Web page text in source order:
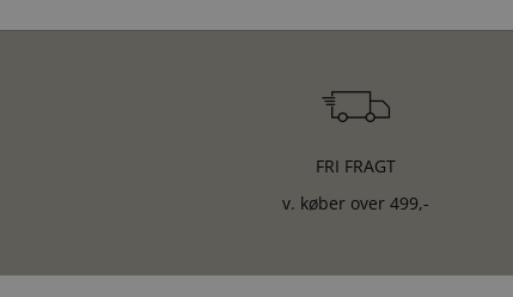
FRI FRAGT
v. køber over 499,-